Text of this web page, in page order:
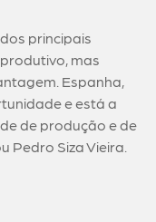
principais
mas
Espanha,
e está a
de produção e de
Pedro Siza Vieira.